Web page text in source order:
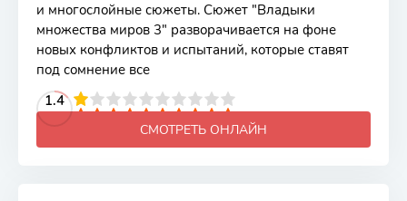
и многослойные сюжеты. Сюжет "Владыки
множества миров 3" разворачивается на фоне
новых конфликтов и испытаний, которые ставят
под сомнение все
1.4
4 5 6 7 8 9 10
СМОТРЕТЬ ОНЛАЙН